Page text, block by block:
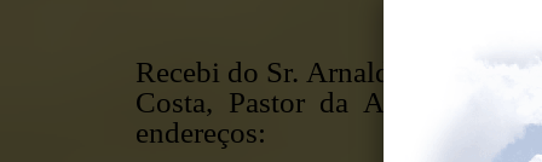
Recebi do Sr. Arnaldo Paiva -
Costa, Pastor da Assembleia
endereços: